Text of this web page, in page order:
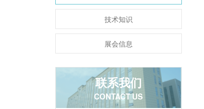
技术知识
展会信息
联系我们
CONTACT US